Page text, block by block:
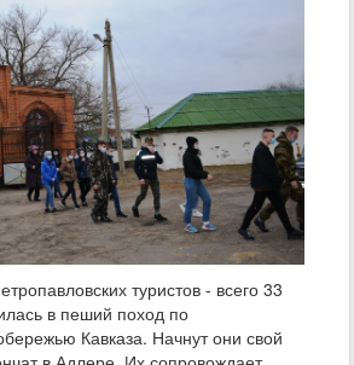
туристов - всего 33
в пеший поход по
Кавказа. Начнут они свой